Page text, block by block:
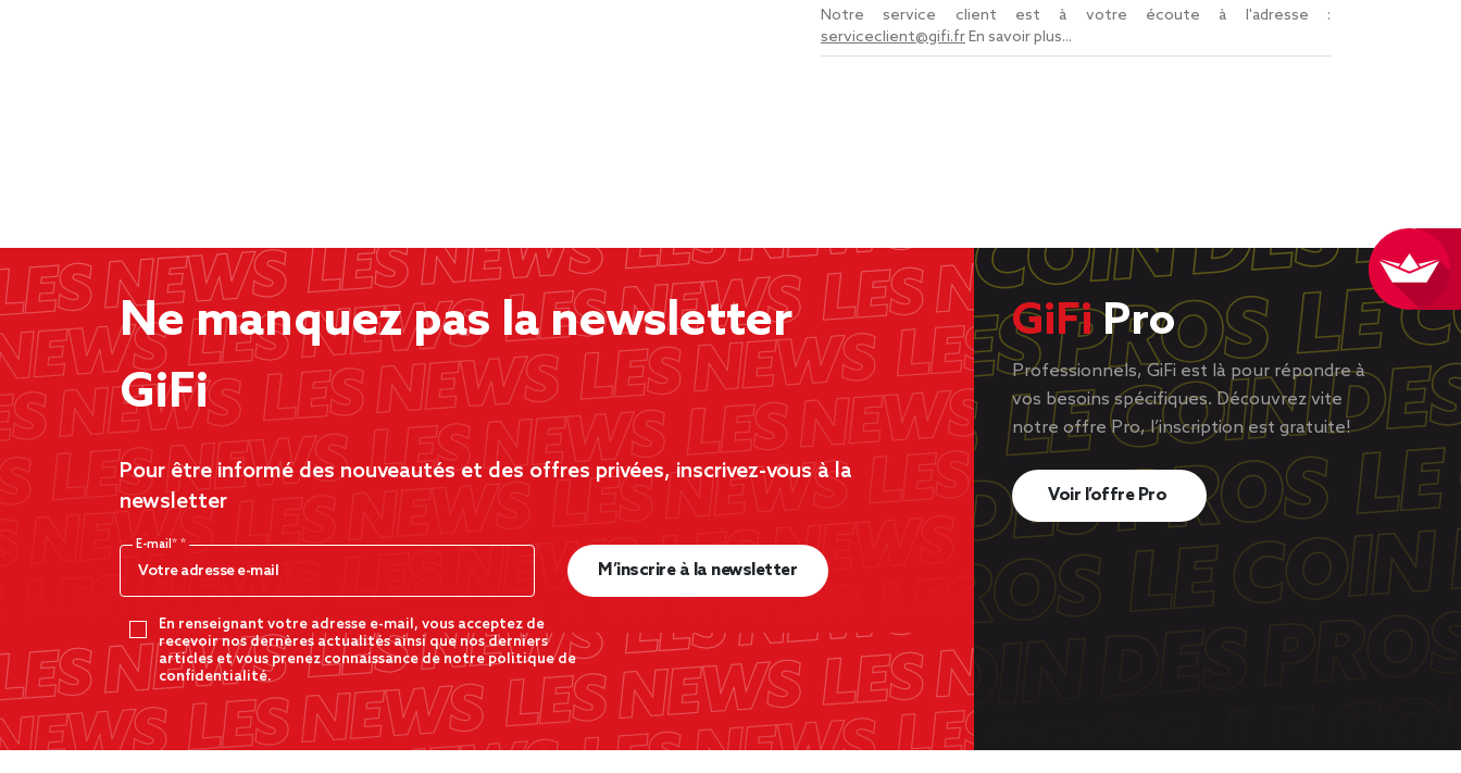
Notre service client est à votre écoute à l'adresse :
serviceclient@gifi.frEn savoir plus...
Ne manquez pas la newsletter
GiFi
Pour être informé des nouveautés et des offres privées, inscrivez-vous à la
newsletter
E-mail*
En renseignant votre adresse e-mail, vous acceptez de
recevoir nos dernères actualités ainsi que nos derniers
articles et vous prenez connaissance de notre politique de
confidentialité.
M’inscrire à la newsletter
GiFiPro
Professionnels, GiFi est là pour répondre à
vos besoins spécifiques. Découvrez vite
notre offre Pro, l’inscription est gratuite!
Voir l’offre Pro